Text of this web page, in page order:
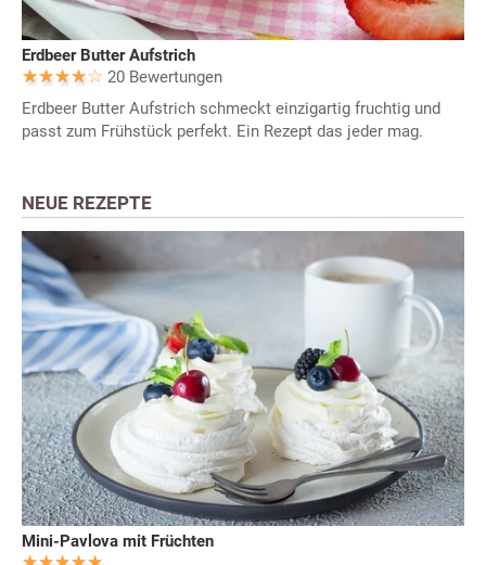
Erdbeer Butter Aufstrich
20 Bewertungen
Erdbeer Butter Aufstrich schmeckt einzigartig fruchtig und
passt zum Frühstück perfekt. Ein Rezept das jeder mag.
NEUE REZEPTE
Mini-Pavlova mit Früchten